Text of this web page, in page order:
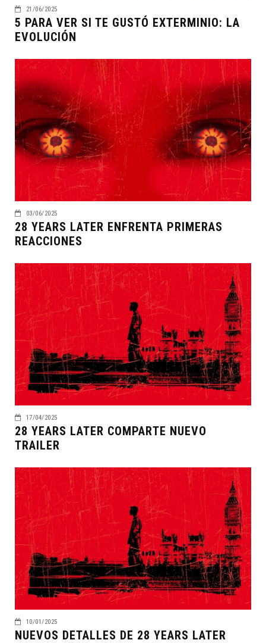
21/06/2025
5 PARA VER SI TE GUSTÓ EXTERMINIO: LA
EVOLUCIÓN
03/06/2025
28 YEARS LATER ENFRENTA PRIMERAS
REACCIONES
17/04/2025
28 YEARS LATER COMPARTE NUEVO
TRAILER
10/01/2025
NUEVOS DETALLES DE 28 YEARS LATER